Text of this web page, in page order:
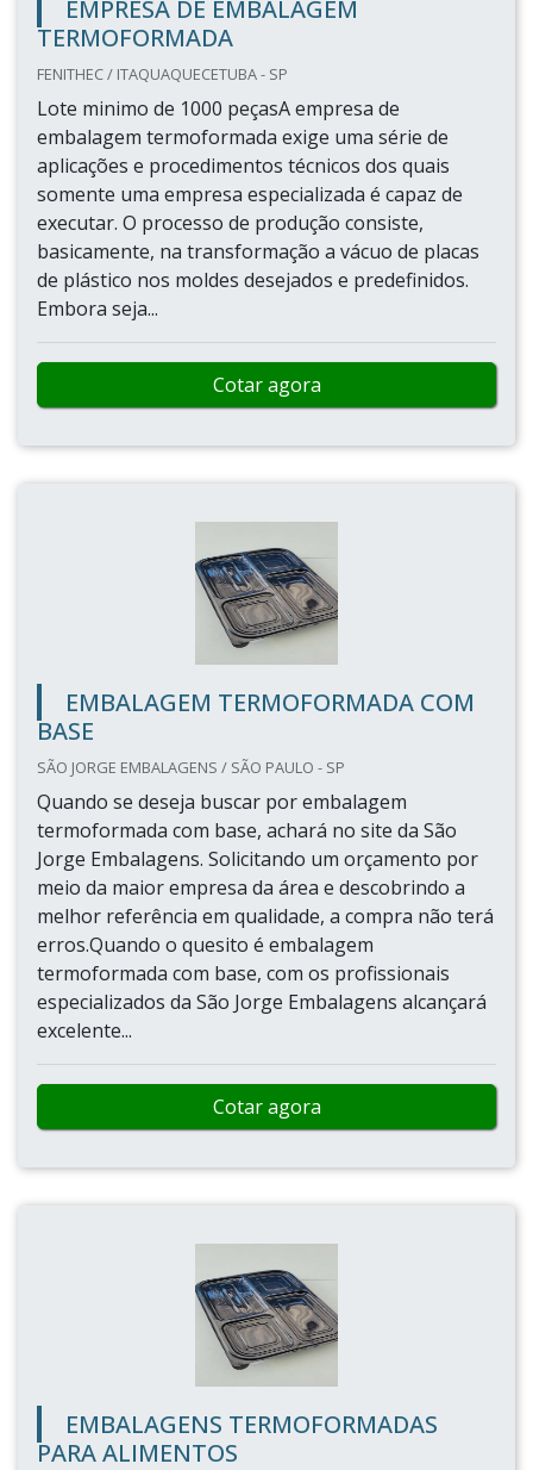
EMPRESA DE EMBALAGEM
TERMOFORMADA
FENITHEC / ITAQUAQUECETUBA - SP
Lote minimo de 1000 peçasA empresa de
embalagem termoformada exige uma série de
aplicações e procedimentos técnicos dos quais
somente uma empresa especializada é capaz de
executar. O processo de produção consiste,
basicamente, na transformação a vácuo de placas
de plástico nos moldes desejados e predefinidos.
Embora seja...
Cotar agora
EMBALAGEM TERMOFORMADA COM
BASE
SÃO JORGE EMBALAGENS / SÃO PAULO - SP
Quando se deseja buscar por embalagem
termoformada com base, achará no site da São
Jorge Embalagens. Solicitando um orçamento por
meio da maior empresa da área e descobrindo a
melhor referência em qualidade, a compra não terá
erros.Quando o quesito é embalagem
termoformada com base, com os profissionais
especializados da São Jorge Embalagens alcançará
excelente...
Cotar agora
EMBALAGENS TERMOFORMADAS
PARA ALIMENTOS